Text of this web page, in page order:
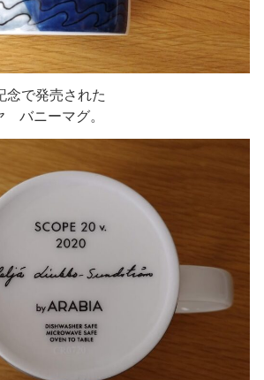
念で発売された
バニーマグ。